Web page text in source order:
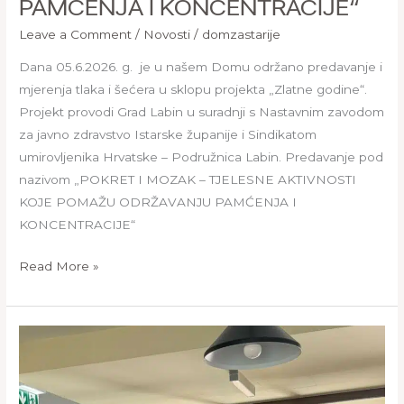
PAMĆENJA I KONCENTRACIJE“
Leave a Comment / Novosti / domzastarije
Dana 05.6.2026. g. je u našem Domu održano predavanje i
mjerenja tlaka i šećera u sklopu projekta „Zlatne godine“.
Projekt provodi Grad Labin u suradnji s Nastavnim zavodom
za javno zdravstvo Istarske županije i Sindikatom
umirovljenika Hrvatske – Podružnica Labin. Predavanje pod
nazivom „POKRET I MOZAK – TJELESNE AKTIVNOSTI
KOJE POMAŽU ODRŽAVANJU PAMĆENJA I
KONCENTRACIJE“
Read More »
„SIGURAN
–